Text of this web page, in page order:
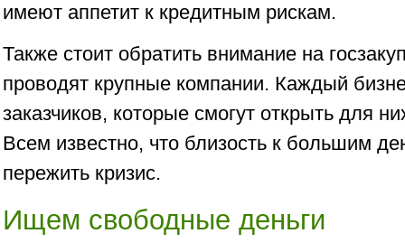
имеют аппетит к кредитным рискам.
Также стоит обратить внимание на
проводят крупные компании. Каждый
заказчиков, которые смогут открыть для
Всем известно, что близость к большим
пережить кризис.
Ищем свободные деньги